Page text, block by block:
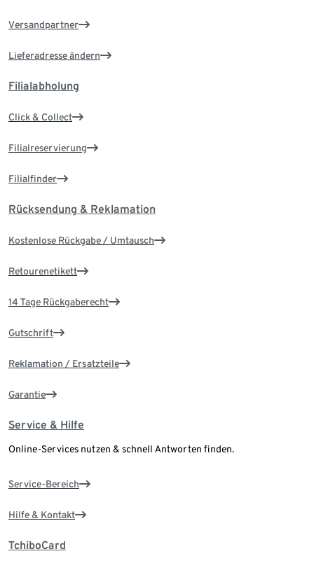
Versandpartner
Lieferadresse ändern
Filialabholung
Click & Collect
Filialreservierung
Filialfinder
Rücksendung & Reklamation
Kostenlose Rückgabe / Umtausch
Retourenetikett
14 Tage Rückgaberecht
Gutschrift
Reklamation / Ersatzteile
Garantie
Service & Hilfe
Online-Services nutzen & schnell Antworten finden.
Service-Bereich
Hilfe & Kontakt
TchiboCard